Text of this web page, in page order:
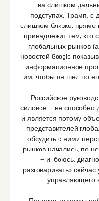
на слишком
подступах. Трамп, с
слишком близко:
принадлежит тем, кто
глобальных рынков
новостей Google
информационное
им, чтобы он шел по
Российское
силовое — не способно
и является потому
представителей
обсудить с ними
рынков начались, по
— и, боюсь,
разговаривать»
управляющего